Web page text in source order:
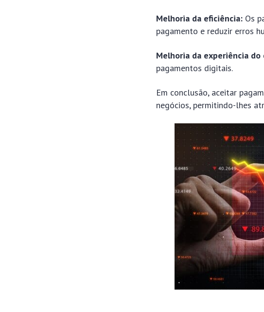
Melhoria da eficiência: Os
pagamento e reduzir erros
Melhoria da experiência
pagamentos digitais.
Em conclusão, aceitar
negócios, permitindo-lhes